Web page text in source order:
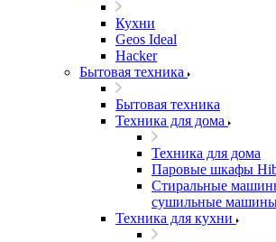
Кухни
Geos Ideal
Hacker
Бытовая техника
Бытовая техника
Техника для дома
Техника для дома
Паровые шкафы
Стиральные
сушильные
Техника для кухни